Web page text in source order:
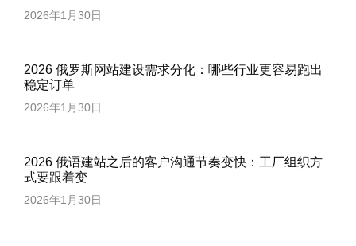
2026年1月30日
2026 俄罗斯网站建设需求分化：哪些行业更容易跑出
稳定订单
2026年1月30日
2026 俄语建站之后的客户沟通节奏变快：工厂组织方
式要跟着变
2026年1月30日